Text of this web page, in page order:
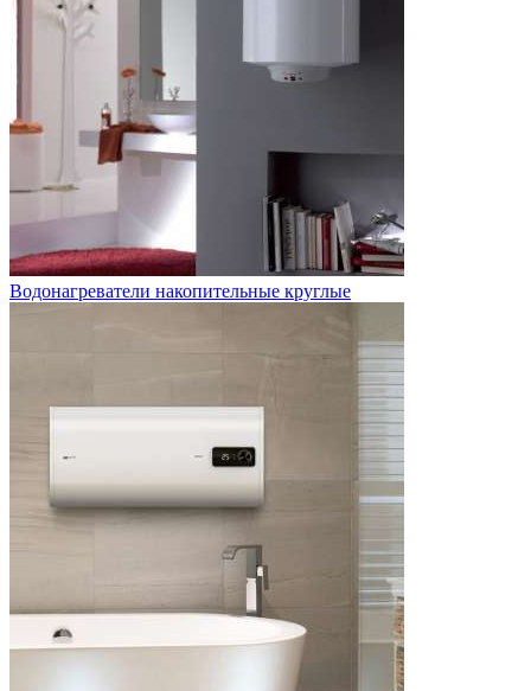
Водонагреватели накопительные круглые